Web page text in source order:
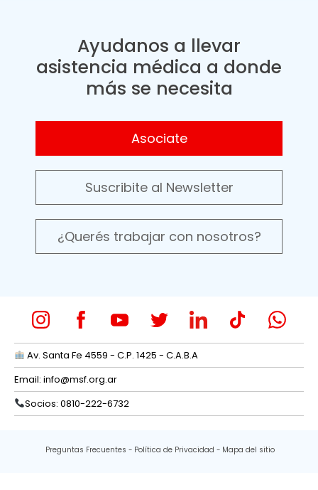
Ayudanos a llevar
asistencia médica a donde
más se necesita
Asociate
Suscribite al Newsletter
¿Querés trabajar con nosotros?
Av. Santa Fe 4559 - C.P. 1425 - C.A.B.A
Email: info@msf.org.ar
Socios: 0810-222-6732
Preguntas Frecuentes Política de Privacidad Mapa del sitio